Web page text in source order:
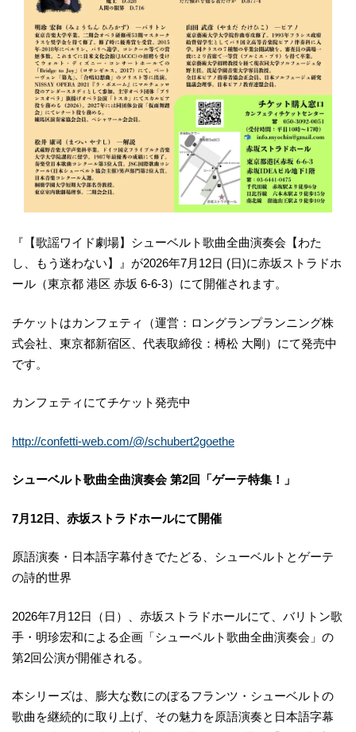
『【歌謡ワイド劇場】シューベルト歌曲全曲演奏会【わた
し、もう迷わない】』が2026年7月12日 (日)に赤坂ストラドホ
ール（東京都 港区 赤坂 6-6-3）にて開催されます。
チケットはカンフェティ（運営：ロングランプランニング株
式会社、東京都新宿区、代表取締役：榑松 大剛）にて発売中
です。
カンフェティにてチケット発売中
http://confetti-web.com/@/schubert2goethe
シューベルト歌曲全曲演奏会 第2回「ゲーテ特集！」
7月12日、赤坂ストラドホールにて開催
原語演奏・日本語字幕付きでたどる、シューベルトとゲーテ
の詩的世界
2026年7月12日（日）、赤坂ストラドホールにて、バリトン歌
手・明珍宏和による企画「シューベルト歌曲全曲演奏会」の
第2回公演が開催される。
本シリーズは、膨大な数にのぼるフランツ・シューベルトの
歌曲を継続的に取り上げ、その魅力を原語演奏と日本語字幕